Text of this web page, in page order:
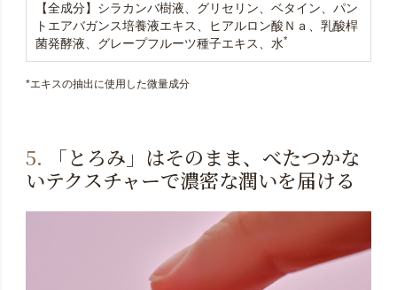
【全成分】シラカンバ樹液、グリセリン、ベタイン、パン
トエアバガンス培養液エキス、ヒアルロン酸Ｎａ、乳酸桿
菌発酵液、グレープフルーツ種子エキス、水*
*エキスの抽出に使用した微量成分
5. 「とろみ」はそのまま、べたつかな
いテクスチャーで濃密な潤いを届ける